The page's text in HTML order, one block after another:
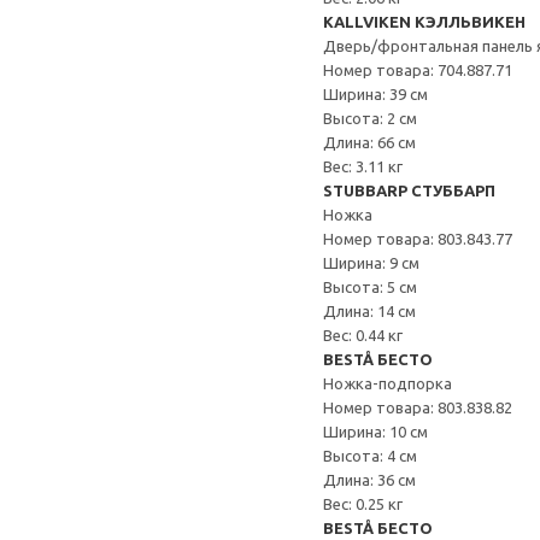
KALLVIKEN КЭЛЛЬВИКЕН
Дверь/фронтальная панель
Номер товара: 704.887.71
Ширина: 39 см
Высота: 2 см
Длина: 66 см
Вес: 3.11 кг
STUBBARP СТУББАРП
Ножка
Номер товара: 803.843.77
Ширина: 9 см
Высота: 5 см
Длина: 14 см
Вес: 0.44 кг
BESTÅ БЕСТО
Ножка-подпорка
Номер товара: 803.838.82
Ширина: 10 см
Высота: 4 см
Длина: 36 см
Вес: 0.25 кг
BESTÅ БЕСТО